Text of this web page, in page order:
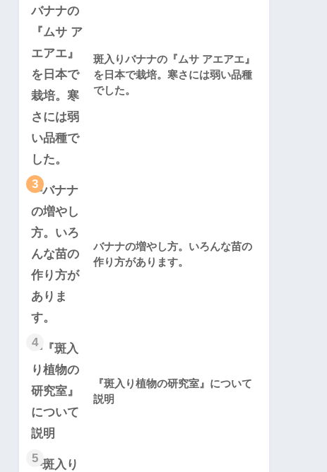
斑入りバナナの『ムサ アエアエ』
を日本で栽培。寒さには弱い品種
でした。
3
バナナの増やし方。いろんな苗の
作り方があります。
4
『斑入り植物の研究室』について
説明
5